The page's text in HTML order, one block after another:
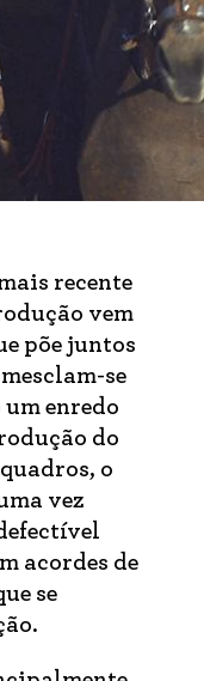
recente
vem
põe juntos
se
enredo
do
o
vez
acordes de
se